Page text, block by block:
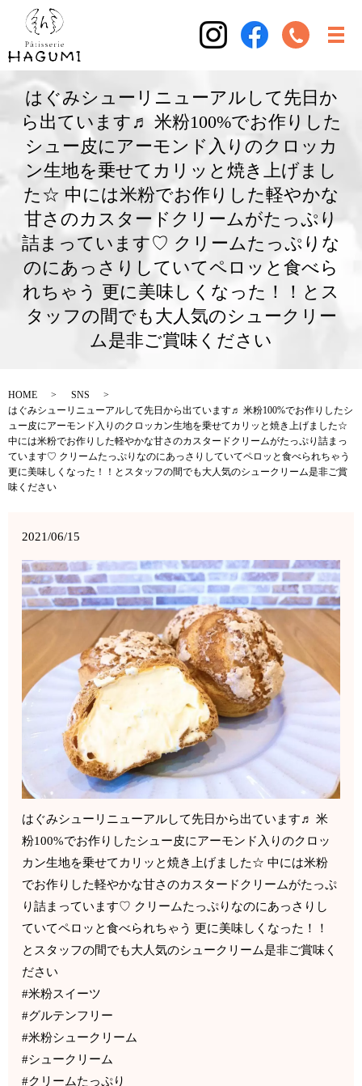
はぐみシューリニューアルして先日か
ら出ています♬ 米粉100%でお作りした
シュー皮にアーモンド入りのクロッカ
ン生地を乗せてカリッと焼き上げまし
た☆ 中には米粉でお作りした軽やかな
甘さのカスタードクリームがたっぷり
詰まっています♡ クリームたっぷりな
のにあっさりしていてペロッと食べら
れちゃう 更に美味しくなった！！とス
タッフの間でも大人気のシュークリー
ム是非ご賞味ください
HOME
SNS
はぐみシューリニューアルして先日から出ています♬ 米粉100%でお作りしたシ
ュー皮にアーモンド入りのクロッカン生地を乗せてカリッと焼き上げました☆
中には米粉でお作りした軽やかな甘さのカスタードクリームがたっぷり詰まっ
ています♡ クリームたっぷりなのにあっさりしていてペロッと食べられちゃう
更に美味しくなった！！とスタッフの間でも大人気のシュークリーム是非ご賞
味ください
2021/06/15
はぐみシューリニューアルして先日から出ています♬ 米
粉100%でお作りしたシュー皮にアーモンド入りのクロッ
カン生地を乗せてカリッと焼き上げました☆ 中には米粉
でお作りした軽やかな甘さのカスタードクリームがたっぷ
り詰まっています♡ クリームたっぷりなのにあっさりし
ていてペロッと食べられちゃう 更に美味しくなった！！
とスタッフの間でも大人気のシュークリーム是非ご賞味く
ださい
#米粉スイーツ
#グルテンフリー
#米粉シュークリーム
#シュークリーム
#クリームたっぷり